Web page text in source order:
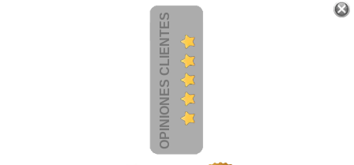
OPINIONES CLIENTES